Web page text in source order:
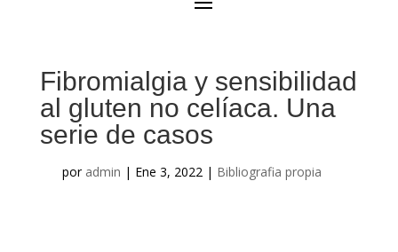
Fibromialgia y sensibilidad
al gluten no celíaca. Una
serie de casos
por admin | Ene 3, 2022| Bibliografia propia